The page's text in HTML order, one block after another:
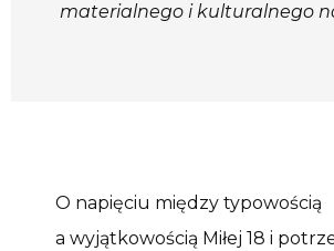
materialnego i kulturalnego
O napięciu między typowością
a wyjątkowością Miłej 18 i